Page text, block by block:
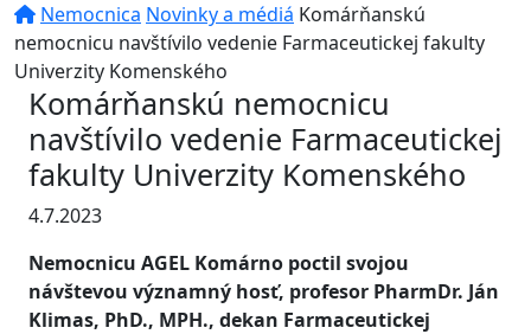
Nemocnica Novinky a médiá Komárňanskú
nemocnicu navštívilo vedenie Farmaceutickej fakulty
Univerzity Komenského
Komárňanskú nemocnicu
navštívilo vedenie Farmaceutickej
fakulty Univerzity Komenského
4.7.2023
Nemocnicu AGEL Komárno poctil svojou
návštevou významný hosť, profesor PharmDr. Ján
Klimas, PhD., MPH., dekan Farmaceutickej